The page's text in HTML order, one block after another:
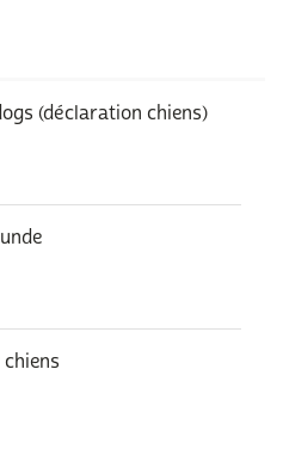
(déclaration chiens)